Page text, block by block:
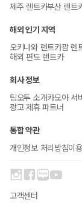
제주 렌트카부산 렌트
해외 인기 지역
오키나와 렌트카괌 렌
해외 편도 렌트카
회사 정보
팀오투 소개카모아 서
광고 제휴 파트너
통합 약관
개인정보 처리방침이
고객센터